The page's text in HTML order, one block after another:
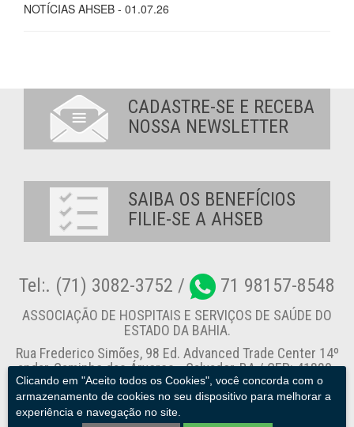
NOTÍCIAS AHSEB - 01.07.26
Clicando em "Aceito todos os Cookies", você concorda com o
armazenamento de cookies no seu dispositivo para melhorar a
experiência e navegação no site.
CADASTRE-SE E RECEBA
NOSSA NEWSLETTER
SAIBA OS BENEFÍCIOS
FILIE-SE A AHSEB
Tel:. (71) 3082-3752 / 71 98157-8548
ASSOCIAÇÃO DE HOSPITAIS E SERVIÇOS DE SAÚDE DO
ESTADO DA BAHIA.
Rua Frederico Simões, 98 Ed. Advanced Trade Center 14º
andar, Caminho das Árvores - Salvador-BA / CEP: 41820-
774
Canal de Denúncia